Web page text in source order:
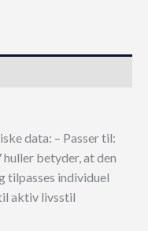
data: – Passer til:
betyder, at den
tilpasses individuel
aktiv livsstil